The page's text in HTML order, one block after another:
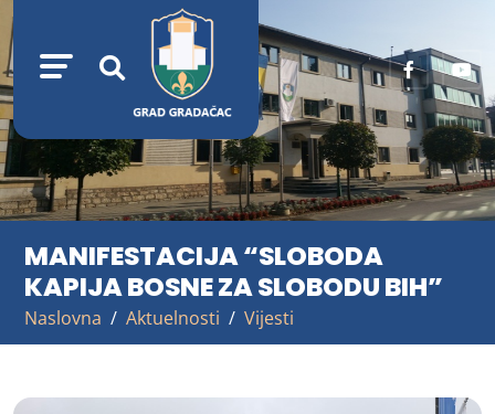
MANIFESTACIJA “SLOBODA
KAPIJA BOSNE ZA SLOBODU BIH”
Naslovna Aktuelnosti Vijesti